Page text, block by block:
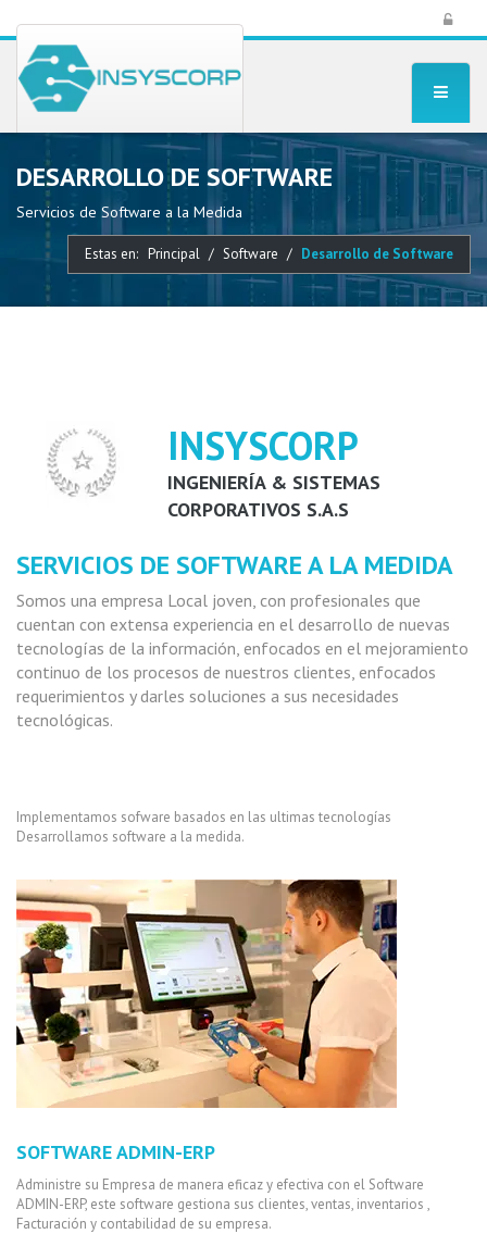
DESARROLLO DE SOFTWARE
Servicios de Software a la Medida
Estas en: Principal Software Desarrollo de Software
INSYSCORP
INGENIERÍA & SISTEMAS
CORPORATIVOS S.A.S
SERVICIOS DE SOFTWARE A LA MEDIDA
Somos una empresa Local joven, con profesionales que
cuentan con extensa experiencia en el desarrollo de nuevas
tecnologías de la información, enfocados en el mejoramiento
continuo de los procesos de nuestros clientes, enfocados
requerimientos y darles soluciones a sus necesidades
tecnológicas.
Implementamos sofware basados en las ultimas tecnologías
Desarrollamos software a la medida.
SOFTWARE ADMIN-ERP
Administre su Empresa de manera eficaz y efectiva con el Software
ADMIN-ERP, este software gestiona sus clientes, ventas, inventarios ,
Facturación y contabilidad de su empresa.